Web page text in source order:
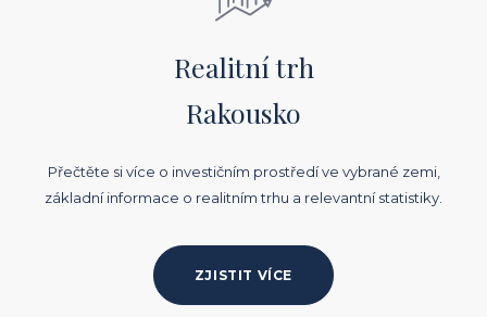
Realitní trh
Rakousko
Přečtěte si více o investičním prostředí ve vybrané zemi,
základní informace o realitním trhu a relevantní statistiky.
ZJISTIT VÍCE